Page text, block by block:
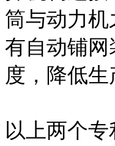
筒与动力
有自动铺
度，降低
以上两个